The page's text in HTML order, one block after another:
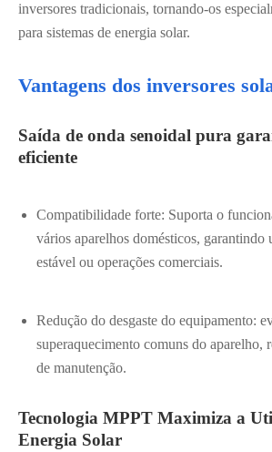
inversores tradicionais, tornando-os
para sistemas de energia solar.
Vantagens dos inversores
Saída de onda senoidal pura
eficiente
Compatibilidade forte: Suporta o
vários aparelhos domésticos, garantindo
estável ou operações comerciais.
Redução do desgaste do equipamento:
superaquecimento comuns do aparelho,
de manutenção.
Tecnologia MPPT Maximiza a
Energia Solar